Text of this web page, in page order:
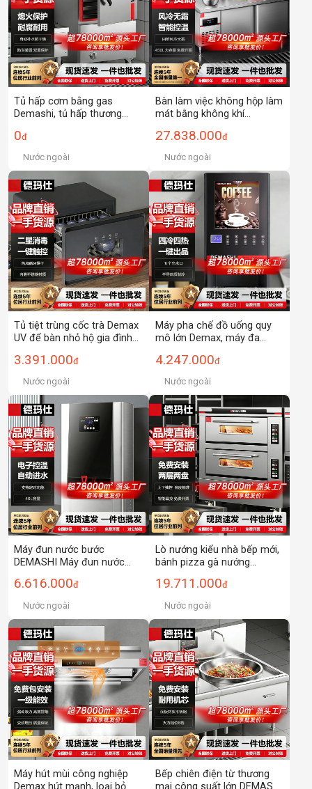
Tủ hấp cơm bằng gas
Demashi, tủ hấp thương
tủ hấp rau, súp hầm, bánh
hấp, bánh hấp
0đ
Nước ngoài
Bàn làm việc không hộp làm
mát bằng không khí
đông bàn bảo quản tủ lạnh
thương mại ống đồng làm
lạnh
27.838.000đ
Nước ngoài
Tủ tiệt trùng cốc trà Demax
UV để bàn nhỏ hộ gia đình
cấp tủ cốc trà mẫu mới
3.391.000đ
Nước ngoài
Máy pha chế đồ uống quy
mô lớn Demax, máy đa
đậu nành, nước ép, máy pha
cà phê tự động hoàn toàn.
4.247.000đ
Nước ngoài
Máy đun nước bước
DEMASHI Máy đun nước
Máy đun nước hẹn giờ Máy
đun nước 304 bên trong
6.616.000đ
Nước ngoài
Lò nướng kiểu nhà bếp mới,
bánh pizza gà nướng
lang, lò nướng điện dung
tích lớn
19.711.000đ
Nước ngoài
Máy hút mùi công nghiệp
Demax hút mạnh, loại bỏ
Bếp chiên điện từ thương
mại công suất lớn DEMASHI